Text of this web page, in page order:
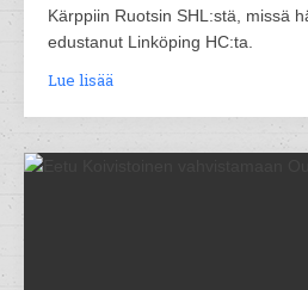
Kärppiin Ruotsin SHL:stä, missä
edustanut Linköping HC:ta.
Lue lisää